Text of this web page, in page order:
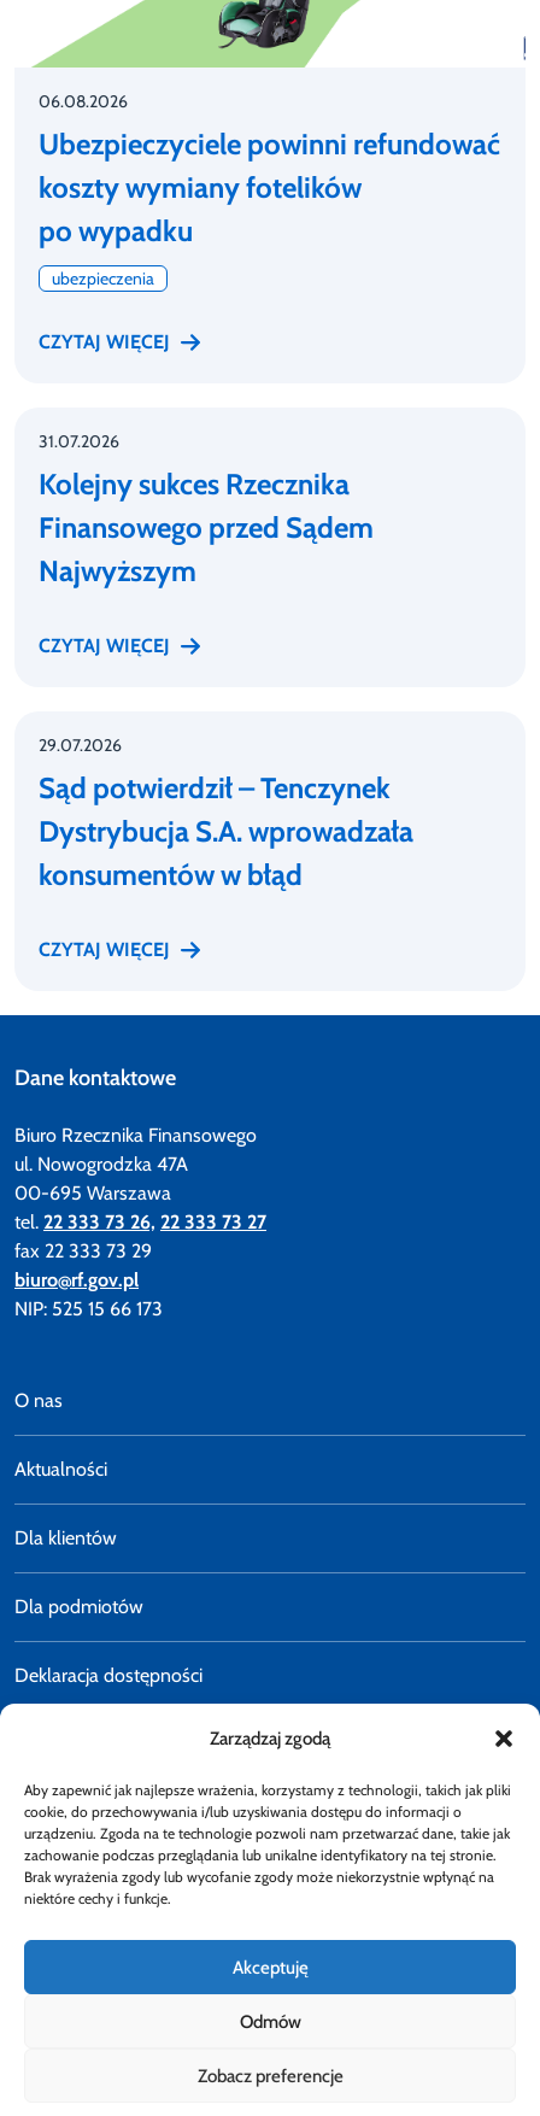
Zarządzaj zgodą
Aby zapewnić jak najlepsze wrażenia, korzystamy z technologii, takich jak pliki
cookie, do przechowywania i/lub uzyskiwania dostępu do informacji o
urządzeniu. Zgoda na te technologie pozwoli nam przetwarzać dane, takie jak
zachowanie podczas przeglądania lub unikalne identyfikatory na tej stronie.
Brak wyrażenia zgody lub wycofanie zgody może niekorzystnie wpłynąć na
niektóre cechy i funkcje.
Akceptuję
Odmów
Zobacz preferencje
06.08.2026
Ubezpieczyciele powinni refundować
koszty wymiany fotelików
po wypadku
ubezpieczenia
CZYTAJ WIĘCEJ
31.07.2026
Kolejny sukces Rzecznika
Finansowego przed Sądem
Najwyższym
CZYTAJ WIĘCEJ
29.07.2026
Sąd potwierdził – Tenczynek
Dystrybucja S.A. wprowadzała
konsumentów w błąd
CZYTAJ WIĘCEJ
Dane kontaktowe
Biuro Rzecznika Finansowego
ul. Nowogrodzka 47A
00-695 Warszawa
tel. 22 333 73 26, 22 333 73 27
fax 22 333 73 29
biuro@rf.gov.pl
NIP: 525 15 66 173
O nas
Aktualności
Dla klientów
Dla podmiotów
Deklaracja dostępności
E-faktury
Dostępność